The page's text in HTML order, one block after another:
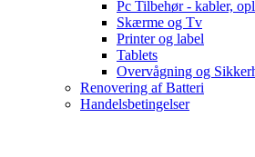
Pc Tilbehør - kabler,
Skærme og Tv
Printer og label
Tablets
Overvågning og
Renovering af Batteri
Handelsbetingelser